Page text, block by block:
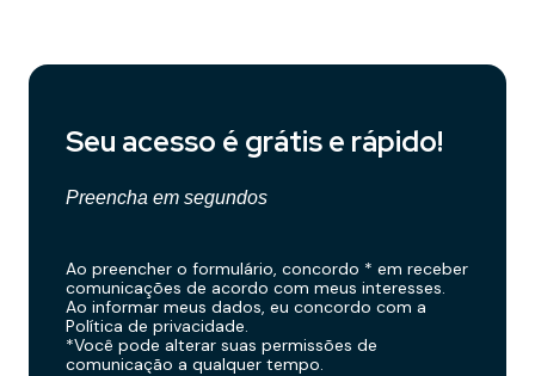
Seu acesso é grátis e rápido!
Preencha em segundos
Ao preencher o formulário, concordo * em receber
comunicações de acordo com meus interesses.
Ao informar meus dados, eu concordo com a
Política de privacidade.
*Você pode alterar suas permissões de
comunicação a qualquer tempo.